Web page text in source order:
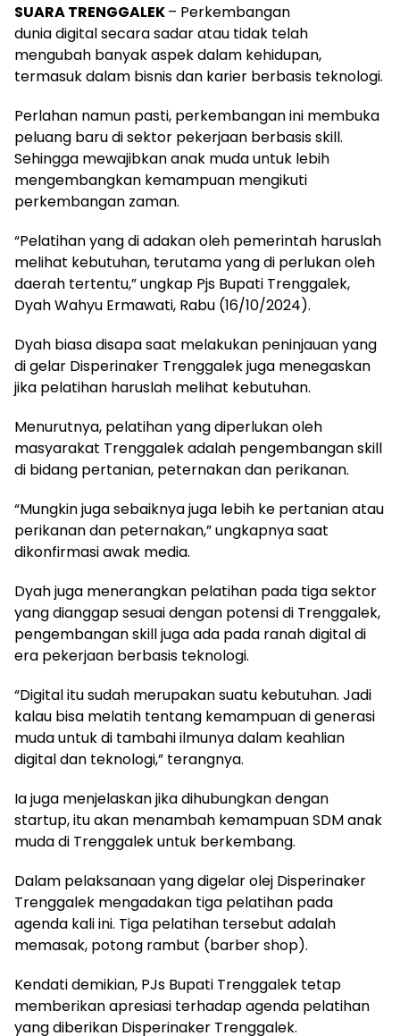
SUARA TRENGGALEK– Perkembangan
dunia digital secara sadar atau tidak telah
mengubah banyak aspek dalam kehidupan,
termasuk dalam bisnis dan karier berbasis teknologi.
Perlahan namun pasti, perkembangan ini membuka
peluang baru di sektor pekerjaan berbasis skill.
Sehingga mewajibkan anak muda untuk lebih
mengembangkan kemampuan mengikuti
perkembangan zaman.
“Pelatihan yang di adakan oleh pemerintah haruslah
melihat kebutuhan, terutama yang di perlukan oleh
daerah tertentu,” ungkap Pjs Bupati Trenggalek,
Dyah Wahyu Ermawati, Rabu (16/10/2024).
Dyah biasa disapa saat melakukan peninjauan yang
di gelar Disperinaker Trenggalek juga menegaskan
jika pelatihan haruslah melihat kebutuhan.
Menurutnya, pelatihan yang diperlukan oleh
masyarakat Trenggalek adalah pengembangan skill
di bidang pertanian, peternakan dan perikanan.
“Mungkin juga sebaiknya juga lebih ke pertanian atau
perikanan dan peternakan,” ungkapnya saat
dikonfirmasi awak media.
Dyah juga menerangkan pelatihan pada tiga sektor
yang dianggap sesuai dengan potensi di Trenggalek,
pengembangan skill juga ada pada ranah digital di
era pekerjaan berbasis teknologi.
“Digital itu sudah merupakan suatu kebutuhan. Jadi
kalau bisa melatih tentang kemampuan di generasi
muda untuk di tambahi ilmunya dalam keahlian
digital dan teknologi,” terangnya.
Ia juga menjelaskan jika dihubungkan dengan
startup, itu akan menambah kemampuan SDM anak
muda di Trenggalek untuk berkembang.
Dalam pelaksanaan yang digelar olej Disperinaker
Trenggalek mengadakan tiga pelatihan pada
agenda kali ini. Tiga pelatihan tersebut adalah
memasak, potong rambut (barber shop).
Kendati demikian, PJs Bupati Trenggalek tetap
memberikan apresiasi terhadap agenda pelatihan
yang diberikan Disperinaker Trenggalek.